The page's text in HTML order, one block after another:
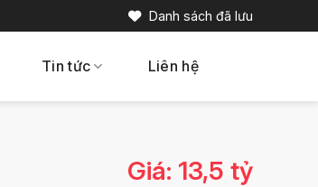
Danh sách đã lưu
Tin tức Liên hệ
Giá: 13,5 tỷ